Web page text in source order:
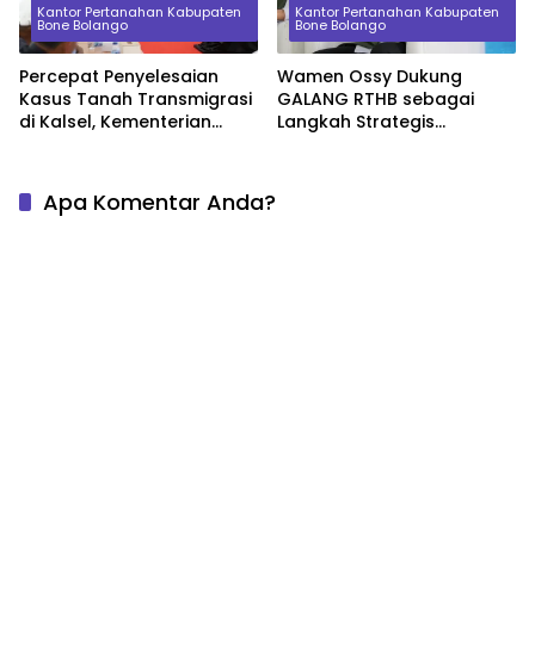
Kantor Pertanahan Kabupaten
Bone Bolango
Percepat Penyelesaian
Kasus Tanah Transmigrasi
di Kalsel, Kementerian
Kantor Pertanahan Kabupaten
Bone Bolango
Wamen Ossy Dukung
GALANG RTHB sebagai
Langkah Strategis
Apa Komentar Anda?